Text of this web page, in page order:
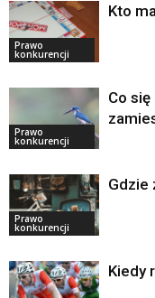
Prawo
konkurencji
Kto
Prawo
konkurencji
Co
Prawo
konkurencji
Gdzie
Kiedy